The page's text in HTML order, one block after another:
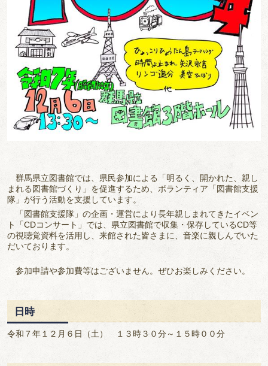
群馬県立図書館では、県民参加による「明るく、開かれた、親し
まれる図書館づくり」を促進するため、ボランティア「図書館支援
隊」が行う活動を支援しています。
「図書館支援隊」の企画・運営により長年親しまれてきたイベン
ト「CDコンサート」では、県立図書館で収集・保存しているCD等
の視聴覚資料を活用し、来館された皆さまに、音楽に親しんでいた
だいております。
参加申請や参加費等はございません。ぜひお楽しみください。
日時
令和７年１２月６日（土） １３時３０分～１５時００分